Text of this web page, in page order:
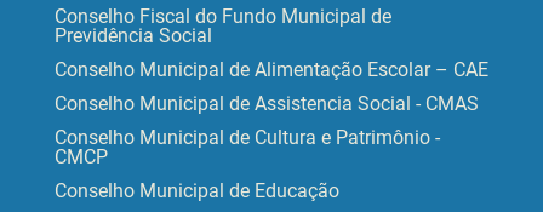
Conselho Fiscal do Fundo Municipal de
Previdência Social
Conselho Municipal de Alimentação Escolar – CAE
Conselho Municipal de Assistencia Social - CMAS
Conselho Municipal de Cultura e Patrimônio -
CMCP
Conselho Municipal de Educação